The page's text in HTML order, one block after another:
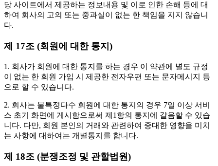
당 사이트에서 제공하는 정보내용 및 이로 인한 손해 등에 대
하여 회사의 고의 또는 중과실이 없는 한 책임을 지지 않습니
다.
제 17조 (회원에 대한 통지)
1. 회사가 회원에 대한 통지를 하는 경우 이 약관에 별도 규정
이 없는 한 회원 가입 시 제공한 전자우편 또는 문자메시지 등
으로 할 수 있습니다.
2. 회사는 불특정다수 회원에 대한 통지의 경우 7일 이상 서비
스 초기 화면에 게시함으로써 제1항의 통지에 갈음할 수 있습
니다. 다만, 회원 본인의 거래와 관련하여 중대한 영향을 미치
는 사항에 대하여는 개별통지를 합니다.
제 18조 (분쟁조정 및 관할법원)